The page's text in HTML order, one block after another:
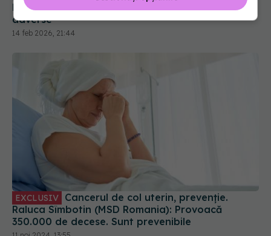
14 feb 2026, 21:44
EXCLUSIV
Cancerul de col uterin, prevenție.
Raluca Sîmbotin (MSD Romania): Provoacă
350.000 de decese. Sunt prevenibile
11 noi 2024, 13:55